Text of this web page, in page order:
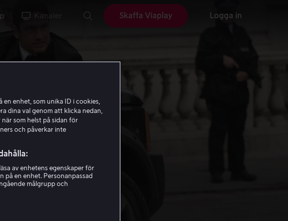
Kanaler Skaffa Viaplay Logga in
enhet, som unika ID i cookies,
dina val genom att klicka nedan,
som helst på sidan för
och påverkar inte
av enhetens egenskaper för
på en enhet. Personanpassad
målgrupp och